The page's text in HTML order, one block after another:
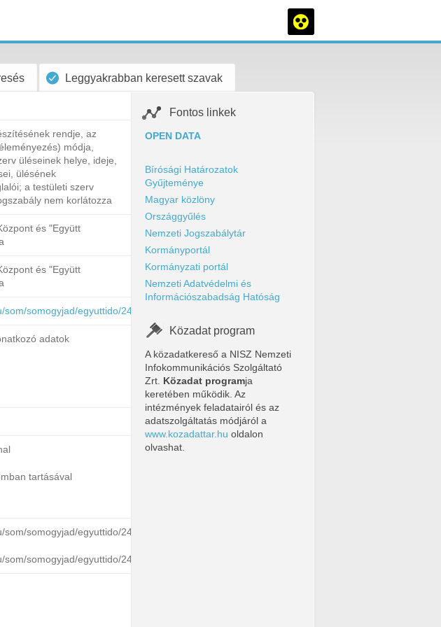
Leggyakrabban keresett szavak
rendje, az
módja,
üléseinek helye, ideje,
ülésének
a testületi szerv
nem korlátozza
és "Együtt
és "Együtt
som/somogyjad/egyuttido/24
adatok
tartásával
som/somogyjad/egyuttido/24
som/somogyjad/egyuttido/24
Fontos linkek
OPEN DATA
Bírósági Határozatok
Gyűjteménye
Magyar közlöny
Országgyűlés
Nemzeti Jogszabálytár
Kormányportál
Kormányzati portál
Nemzeti Adatvédelmi és
Információszabadság Hatóság
Közadat program
A közadatkereső a NISZ Nemzeti
Infokommunikációs Szolgáltató
Zrt. Közadat programja
keretében működik. Az
intézmények feladatairól és az
adatszolgáltatás módjáról a
www.kozadattar.hu oldalon
olvashat.